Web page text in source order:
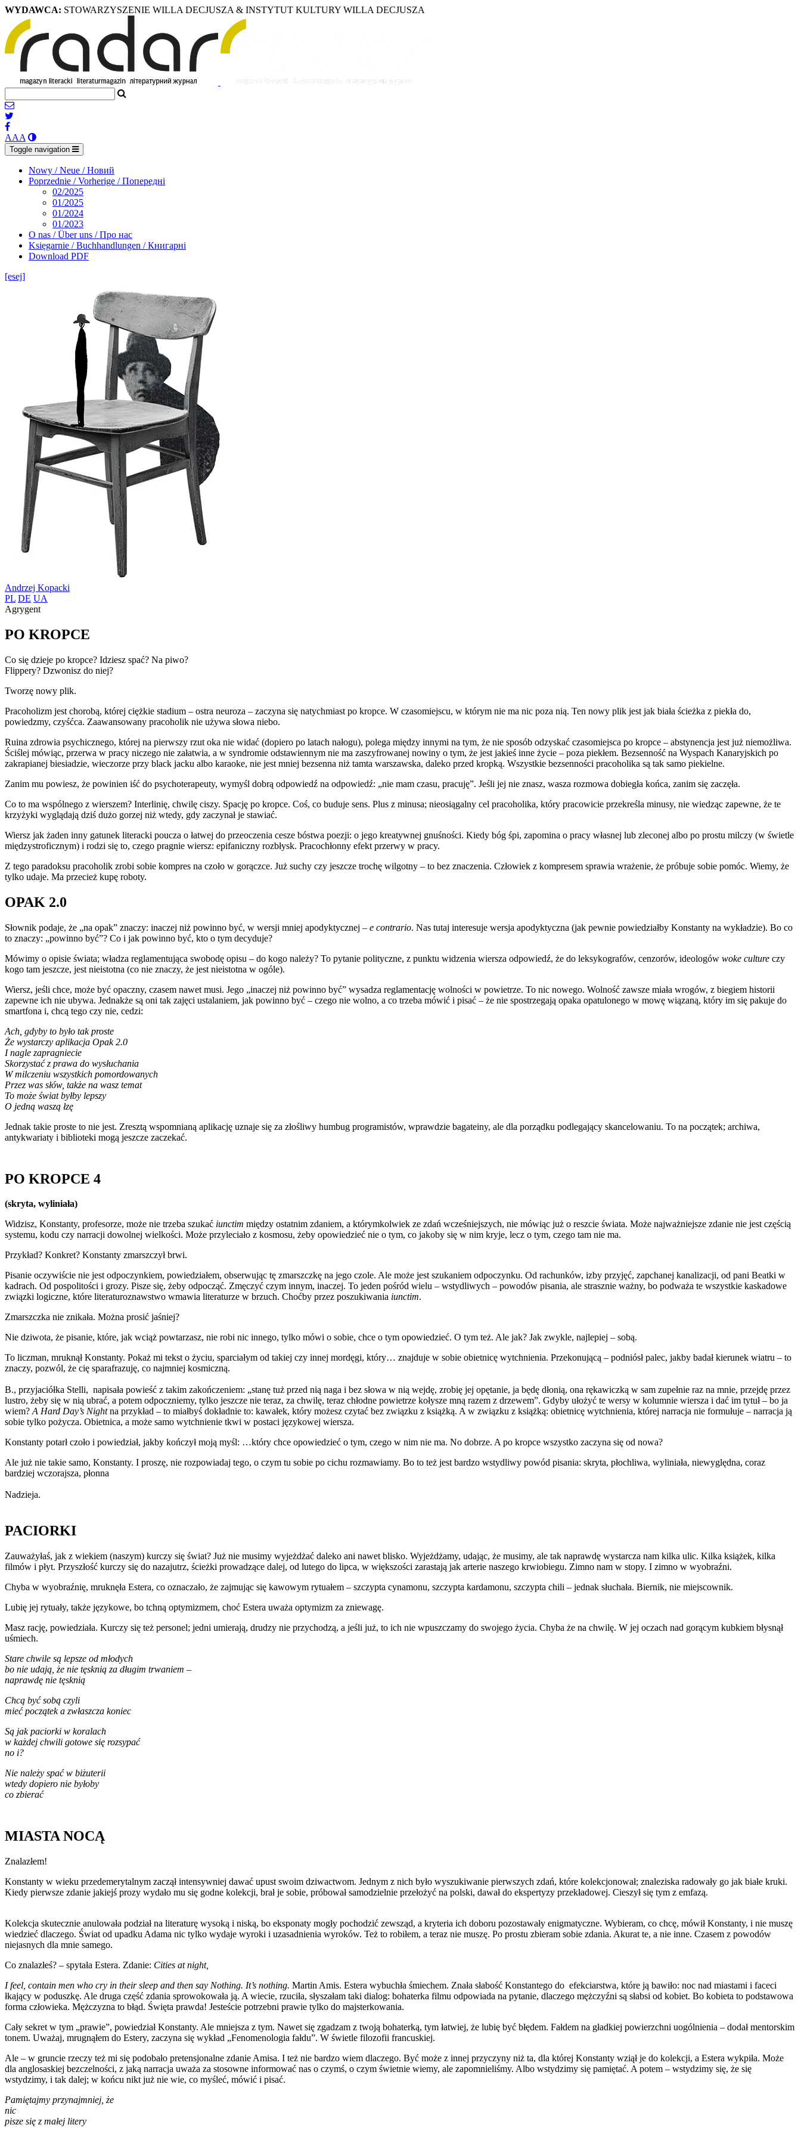
WYDAWCA: STOWARZYSZENIE WILLA DECJUSZA & INSTYTUT KULTURY WILLA DECJUSZA
AAA
Toggle navigation
Nowy / Neue / Новий
Poprzednie / Vorherige / Попередні
02/2025
01/2025
01/2024
01/2023
O nas / Über uns / Про нас
Księgarnie / Buchhandlungen / Книгарні
Download PDF
[esej]
Andrzej Kopacki
PL DE UA
Agrygent
PO KROPCE
Co się dzieje po kropce? Idziesz spać? Na piwo?
Flippery? Dzwonisz do niej?
Tworzę nowy plik.
Pracoholizm jest chorobą, której ciężkie stadium – ostra neuroza – zaczyna się natychmiast po kropce. W czasomiejscu, w którym nie ma nic poza nią. Ten nowy plik jest jak biała ścieżka z piekła do,
powiedzmy, czyśćca. Zaawansowany pracoholik nie używa słowa niebo.
Ruina zdrowia psychicznego, której na pierwszy rzut oka nie widać (dopiero po latach nałogu), polega między innymi na tym, że nie sposób odzyskać czasomiejsca po kropce – abstynencja jest już niemożliwa.
Ściślej mówiąc, przerwa w pracy niczego nie załatwia, a w syndromie odstawiennym nie ma zaszyfrowanej nowiny o tym, że jest jakieś inne życie – poza piekłem. Bezsenność na Wyspach Kanaryjskich po
zakrapianej biesiadzie, wieczorze przy black jacku albo karaoke, nie jest mniej bezsenna niż tamta warszawska, daleko przed kropką. Wszystkie bezsenności pracoholika są tak samo piekielne.
Zanim mu powiesz, że powinien iść do psychoterapeuty, wymyśl dobrą odpowiedź na odpowiedź: „nie mam czasu, pracuję”. Jeśli jej nie znasz, wasza rozmowa dobiegła końca, zanim się zaczęła.
Co to ma wspólnego z wierszem? Interlinię, chwilę ciszy. Spację po kropce. Coś, co buduje sens. Plus z minusa; nieosiągalny cel pracoholika, który pracowicie przekreśla minusy, nie wiedząc zapewne, że te
krzyżyki wyglądają dziś dużo gorzej niż wtedy, gdy zaczynał je stawiać.
Wiersz jak żaden inny gatunek literacki poucza o łatwej do przeoczenia cesze bóstwa poezji: o jego kreatywnej gnuśności. Kiedy bóg śpi, zapomina o pracy własnej lub zleconej albo po prostu milczy (w świetle
międzystroficznym) i rodzi się to, czego pragnie wiersz: epifaniczny rozbłysk. Pracochłonny efekt przerwy w pracy.
Z tego paradoksu pracoholik zrobi sobie kompres na czoło w gorączce. Już suchy czy jeszcze trochę wilgotny – to bez znaczenia. Człowiek z kompresem sprawia wrażenie, że próbuje sobie pomóc. Wiemy, że
tylko udaje. Ma przecież kupę roboty.
OPAK 2.0
Słownik podaje, że „na opak” znaczy: inaczej niż powinno być, w wersji mniej apodyktycznej – e contrario. Nas tutaj interesuje wersja apodyktyczna (jak pewnie powiedziałby Konstanty na wykładzie). Bo co
to znaczy: „powinno być”? Co i jak powinno być, kto o tym decyduje?
Mówimy o opisie świata; władza reglamentująca swobodę opisu – do kogo należy? To pytanie polityczne, z punktu widzenia wiersza odpowiedź, że do leksykografów, cenzorów, ideologów woke culture czy
kogo tam jeszcze, jest nieistotna (co nie znaczy, że jest nieistotna w ogóle).
Wiersz, jeśli chce, może być opaczny, czasem nawet musi. Jego „inaczej niż powinno być” wysadza reglamentację wolności w powietrze. To nic nowego. Wolność zawsze miała wrogów, z biegiem historii
zapewne ich nie ubywa. Jednakże są oni tak zajęci ustalaniem, jak powinno być – czego nie wolno, a co trzeba mówić i pisać – że nie spostrzegają opaka opatulonego w mowę wiązaną, który im się pakuje do
smartfona i, chcą tego czy nie, cedzi:
Ach, gdyby to było tak proste
Że wystarczy aplikacja Opak 2.0
I nagle zapragniecie
Skorzystać z prawa do wysłuchania
W milczeniu wszystkich pomordowanych
Przez was słów, także na wasz temat
To może świat byłby lepszy
O jedną waszą łzę
Jednak takie proste to nie jest. Zresztą wspomnianą aplikację uznaje się za złośliwy humbug programistów, wprawdzie bagateiny, ale dla porządku podlegający skancelowaniu. To na początek; archiwa,
antykwariaty i biblioteki mogą jeszcze zaczekać.
PO KROPCE 4
(skryta, wyliniała)
Widzisz, Konstanty, profesorze, może nie trzeba szukać iunctim między ostatnim zdaniem, a którymkolwiek ze zdań wcześniejszych, nie mówiąc już o reszcie świata. Może najważniejsze zdanie nie jest częścią
systemu, kodu czy narracji dowolnej wielkości. Może przyleciało z kosmosu, żeby opowiedzieć nie o tym, co jakoby się w nim kryje, lecz o tym, czego tam nie ma.
Przykład? Konkret? Konstanty zmarszczył brwi.
Pisanie oczywiście nie jest odpoczynkiem, powiedziałem, obserwując tę zmarszczkę na jego czole. Ale może jest szukaniem odpoczynku. Od rachunków, izby przyjęć, zapchanej kanalizacji, od pani Beatki w
kadrach. Od pospolitości i grozy. Pisze się, żeby odpocząć. Zmęczyć czym innym, inaczej. To jeden pośród wielu – wstydliwych – powodów pisania, ale strasznie ważny, bo podważa te wszystkie kaskadowe
związki logiczne, które literaturoznawstwo wmawia literaturze w brzuch. Choćby przez poszukiwania iunctim.
Zmarszczka nie znikała. Można prosić jaśniej?
Nie dziwota, że pisanie, które, jak wciąż powtarzasz, nie robi nic innego, tylko mówi o sobie, chce o tym opowiedzieć. O tym też. Ale jak? Jak zwykle, najlepiej – sobą.
To liczman, mruknął Konstanty. Pokaż mi tekst o życiu, sparciałym od takiej czy innej mordęgi, który… znajduje w sobie obietnicę wytchnienia. Przekonującą – podniósł palec, jakby badał kierunek wiatru – to
znaczy, pozwól, że cię sparafrazuję, co najmniej kosmiczną.
B., przyjaciółka Stelli, napisała powieść z takim zakończeniem: „stanę tuż przed nią naga i bez słowa w nią wejdę, zrobię jej opętanie, ja będę dłonią, ona rękawiczką w sam zupełnie raz na mnie, przejdę przez
lustro, żeby się w nią ubrać, a potem odpoczniemy, tylko jeszcze nie teraz, za chwilę, teraz chłodne powietrze kołysze mną razem z drzewem”. Gdyby ułożyć te wersy w kolumnie wiersza i dać im tytuł – bo ja
wiem?A Hard Day’s Nightna przykład – to miałbyś dokładnie to: kawałek, który możesz czytać bez związku z książką. A w związku z książką: obietnicę wytchnienia, której narracja nie formułuje – narracja ją
sobie tylko pożycza. Obietnica, a może samo wytchnienie tkwi w postaci językowej wiersza.
Konstanty potarł czoło i powiedział, jakby kończył moją myśl: …który chce opowiedzieć o tym, czego w nim nie ma. No dobrze. A po kropce wszystko zaczyna się od nowa?
Ale już nie takie samo, Konstanty. I proszę, nie rozpowiadaj tego, o czym tu sobie po cichu rozmawiamy. Bo to też jest bardzo wstydliwy powód pisania: skryta, płochliwa, wyliniała, niewyględna, coraz
bardziej wczorajsza, płonna
Nadzieja.
PACIORKI
Zauważyłaś, jak z wiekiem (naszym) kurczy się świat? Już nie musimy wyjeżdżać daleko ani nawet blisko. Wyjeżdżamy, udając, że musimy, ale tak naprawdę wystarcza nam kilka ulic. Kilka książek, kilka
filmów i płyt. Przyszłość kurczy się do nazajutrz, ścieżki prowadzące dalej, od lutego do lipca, w większości zarastają jak arterie naszego krwiobiegu. Zimno nam w stopy. I zimno w wyobraźni.
Chyba w wyobraźnię, mruknęła Estera, co oznaczało, że zajmując się kawowym rytuałem – szczypta cynamonu, szczypta kardamonu, szczypta chili – jednak słuchała. Biernik, nie miejscownik.
Lubię jej rytuały, także językowe, bo tchną optymizmem, choć Estera uważa optymizm za zniewagę.
Masz rację, powiedziała. Kurczy się też personel; jedni umierają, drudzy nie przychodzą, a jeśli już, to ich nie wpuszczamy do swojego życia. Chyba że na chwilę. W jej oczach nad gorącym kubkiem błysnął
uśmiech.
Stare chwile są lepsze od młodych
bo nie udają, że nie tęsknią za długim trwaniem –
naprawdę nie tęsknią
Chcą być sobą czyli
mieć początek a zwłaszcza koniec
Są jak paciorki w koralach
w każdej chwili gotowe się rozsypać
no i?
Nie należy spać w biżuterii
wtedy dopiero nie byłoby
co zbierać
MIASTA NOCĄ
Znalazłem!
Konstanty w wieku przedemerytalnym zaczął intensywniej dawać upust swoim dziwactwom. Jednym z nich było wyszukiwanie pierwszych zdań, które kolekcjonował; znaleziska radowały go jak białe kruki.
Kiedy pierwsze zdanie jakiejś prozy wydało mu się godne kolekcji, brał je sobie, próbował samodzielnie przełożyć na polski, dawał do ekspertyzy przekładowej. Cieszył się tym z emfazą.
Kolekcja skutecznie anulowała podział na literaturę wysoką i niską, bo eksponaty mogły pochodzić zewsząd, a kryteria ich doboru pozostawały enigmatyczne. Wybieram, co chcę, mówił Konstanty, i nie muszę
wiedzieć dlaczego. Świat od upadku Adama nic tylko wydaje wyroki i uzasadnienia wyroków. Też to robiłem, a teraz nie muszę. Po prostu zbieram sobie zdania. Akurat te, a nie inne. Czasem z powodów
niejasnych dla mnie samego.
Co znalazłeś? – spytała Estera. Zdanie: Cities at night,
I feel, contain men who cry in their sleep and then say Nothing. It’s nothing. Martin Amis. Estera wybuchła śmiechem. Znała słabość Konstantego do efekciarstwa, które ją bawiło: noc nad miastami i faceci
łkający w poduszkę. Ale druga część zdania sprowokowała ją. A wiecie, rzuciła, słyszałam taki dialog: bohaterka filmu odpowiada na pytanie, dlaczego mężczyźni są słabsi od kobiet. Bo kobieta to podstawowa
forma człowieka. Mężczyzna to błąd. Święta prawda! Jesteście potrzebni prawie tylko do majsterkowania.
Cały sekret w tym „prawie”, powiedział Konstanty. Ale mniejsza z tym. Nawet się zgadzam z twoją bohaterką, tym łatwiej, że lubię być błędem. Fałdem na gładkiej powierzchni uogólnienia – dodał mentorskim
tonem. Uważaj, mrugnąłem do Estery, zaczyna się wykład „Fenomenologia fałdu”. W świetle filozofii francuskiej.
Ale – w gruncie rzeczy też mi się podobało pretensjonalne zdanie Amisa. I też nie bardzo wiem dlaczego. Być może z innej przyczyny niż ta, dla której Konstanty wziął je do kolekcji, a Estera wykpiła. Może
dla anglosaskiej bezczelności, z jaką narracja uważa za stosowne informować nas o czymś, o czym świetnie wiemy, ale zapomnieliśmy. Albo wstydzimy się pamiętać. A potem – wstydzimy się, że się
wstydzimy, i tak dalej; w końcu nikt już nie wie, co myśleć, mówić i pisać.
Pamiętajmy przynajmniej, że
nic
pisze się z małej litery